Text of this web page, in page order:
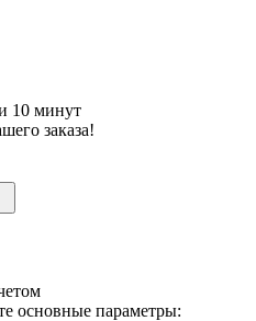
10 минут
заказа!
основные параметры: